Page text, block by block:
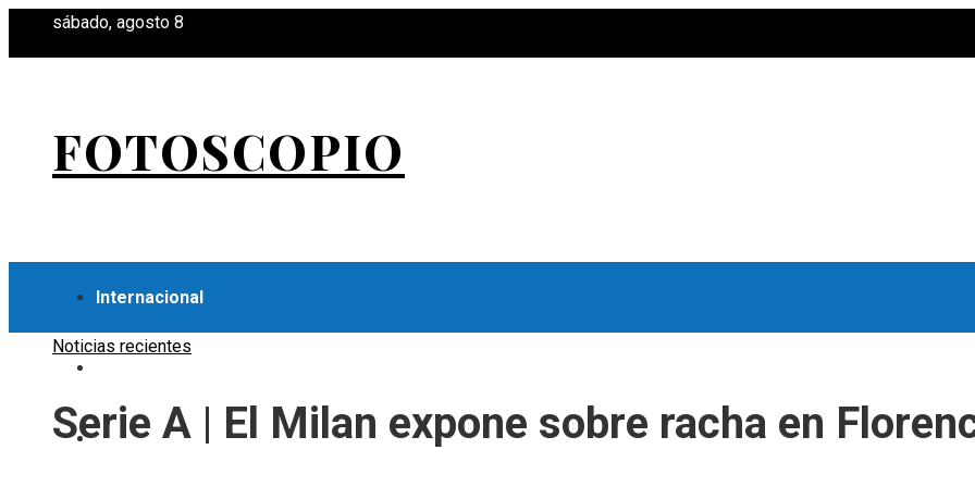
sábado, agosto 8
FOTOSCOPIO
Internacional
Ciencia y tecnología
Noticias recientes
Serie A | El Milan expone sobre racha en